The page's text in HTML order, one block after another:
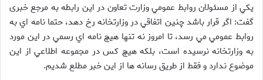
يکي از مسئولان روابط عمومي وزارت تعاون در اين رابطه به مرجع خبری
گفت: اگر قرار باشد چنين اتفاقي در وزارتخانه رخ دهد، حتما نامه اي به
روابط عمومي مي رسد، تا امروز نه تنها هيچ نامه اي رسمي در اين مورد
به وزارتخانه نرسيده است، بلکه هيچ کس در مجموعه اطلاعي از اين
موضوع ندارد و فقط از طريق رسانه ها از اين خبر مطلع شديم.